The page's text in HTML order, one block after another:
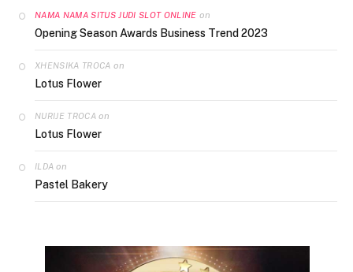
NAMA NAMA SITUS JUDI SLOT ONLINE on
Opening Season Awards Business Trend 2023
XHENSIKA TROCA on
Lotus Flower
NURIJE TROCAon
Lotus Flower
ILDA on
Pastel Bakery